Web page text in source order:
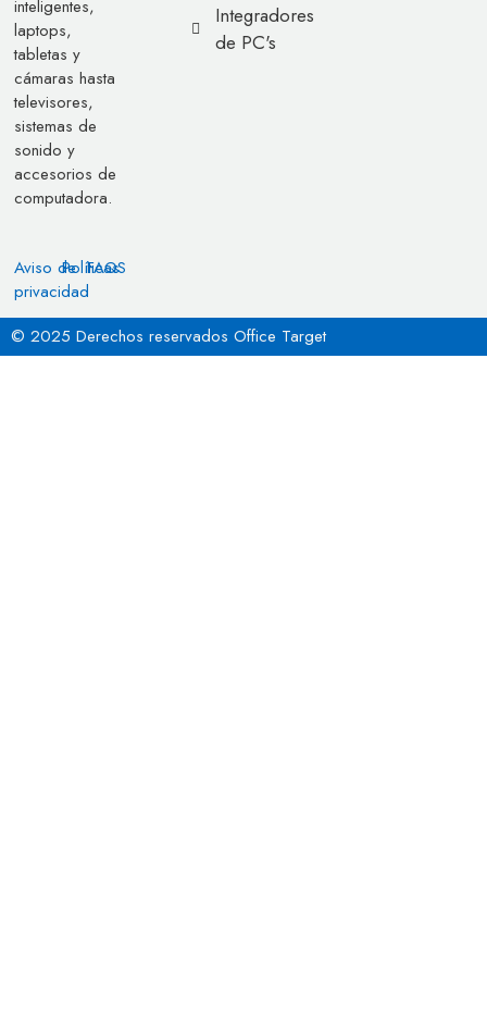
inteligentes,
laptops,
tabletas y
cámaras hasta
televisores,
sistemas de
sonido y
accesorios de
computadora.
Aviso de
privacidad
Políticas
FAQS
Integradores
de PC's
© 2025 Derechos reservados Office Target